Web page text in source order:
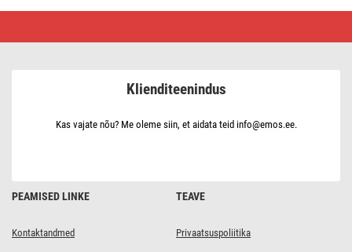
SIMMI
PEAMISED LINKE
Kontaktandmed
TEAVE
Privaatsuspoliitika
Klienditeenindus
Kas vajate nõu? Me oleme siin, et aidata teid info@emos.ee.